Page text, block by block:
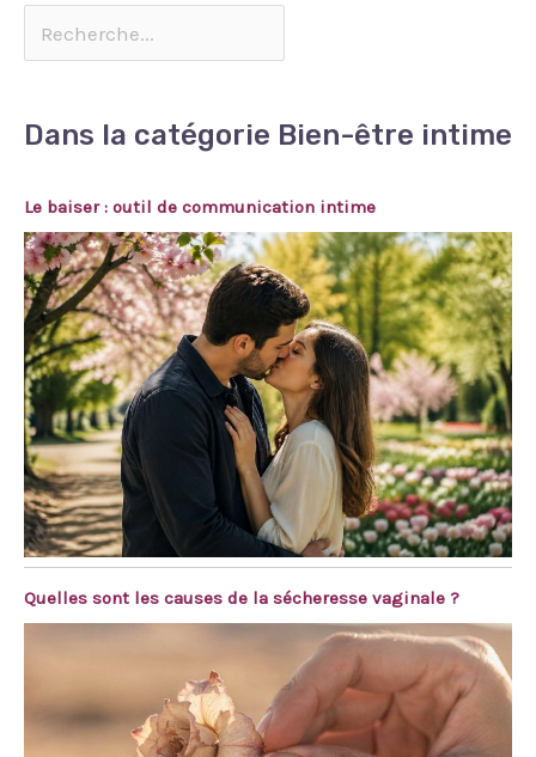
Dans la catégorie Bien-être intime
Le baiser : outil de communication intime
Quelles sont les causes de la sécheresse vaginale ?